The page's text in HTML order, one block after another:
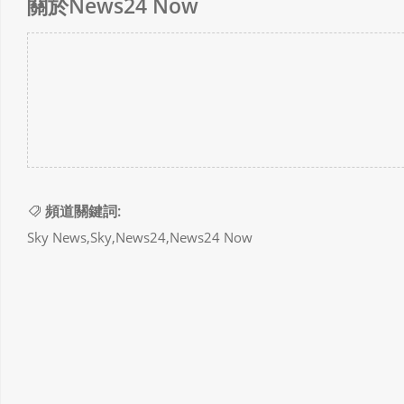
頻道關鍵詞:
Sky News,Sky,News24,News24 Now